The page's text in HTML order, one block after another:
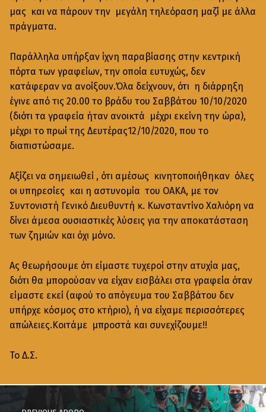
μας και να πάρουν την μεγάλη τηλεόραση μαζί με άλλα
πράγματα.
Παράλληλα υπήρξαν ίχνη παραβίασης στην κεντρική
πόρτα των γραφείων, την οποία ευτυχώς, δεν
κατάφεραν να ανοίξουν.Όλα δείχνουν, ότι η διάρρηξη
έγινε από τις 20.00 το βράδυ του Σαββάτου 10/10/2020
(διότι τα γραφεία ήταν ανοικτά μέχρι εκείνη την ώρα),
μέχρι το πρωί της Δευτέρας12/10/2020, που το
διαπιστώσαμε.
Αξίζει να σημειωθεί , ότι αμέσως κινητοποιήθηκαν όλες
οι υπηρεσίες και η αστυνομία του ΟΑΚΑ, με τον
Συντονιστή Γενικό Διευθυντή κ. Κωνσταντίνο Χαλιόρη να
δίνει άμεσα ουσιαστικές λύσεις για την αποκατάσταση
των ζημιών και όχι μόνο.
Ας θεωρήσουμε ότι είμαστε τυχεροί στην ατυχία μας,
διότι θα μπορούσαν να είχαν εισβάλει στα γραφεία όταν
είμαστε εκεί (αφού το απόγευμα του Σαββάτου δεν
υπήρχε κόσμος στο κτήριο), ή να είχαμε περισσότερες
απώλειες.Κοιτάμε μπροστά και συνεχίζουμε!!
Το Δ.Σ.